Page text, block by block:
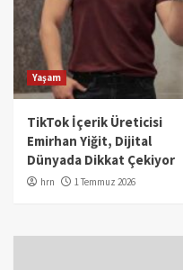
Yaşam
TikTok İçerik Üreticisi
Emirhan Yiğit, Dijital
Dünyada Dikkat Çekiyor
hrn 1 Temmuz 2026